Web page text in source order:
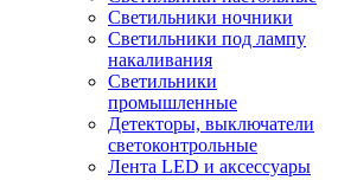
Светильники ночники
Светильники под лампу
накаливания
Светильники
промышленные
Детекторы, выключатели
светоконтрольные
Лента LED и аксессуары